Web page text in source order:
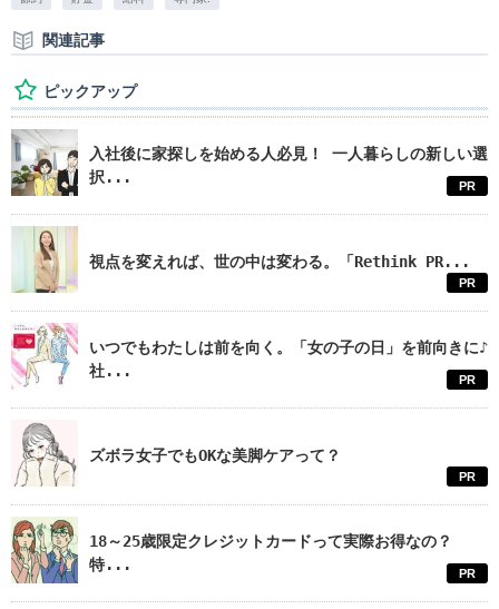
関連記事
ピックアップ
入社後に家探しを始める人必見！ 一人暮らしの新しい選
択...
PR
視点を変えれば、世の中は変わる。「Rethink PR...
PR
いつでもわたしは前を向く。「女の子の日」を前向きに♪
社...
PR
ズボラ女子でもOKな美脚ケアって？
PR
18～25歳限定クレジットカードって実際お得なの？
特...
PR